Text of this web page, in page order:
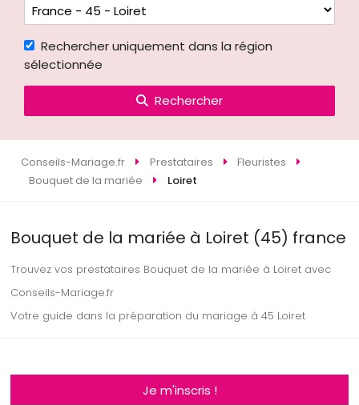
Rechercher uniquement dans la région
sélectionnée
Rechercher
Conseils-Mariage.fr Prestataires
Fleuristes
Bouquet de la mariée
Loiret
Bouquet de la mariée à Loiret (45) france
Trouvez vos prestataires Bouquet de la mariée à Loiret avec
Conseils-Mariage.fr
Votre guide dans la préparation du mariage à 45 Loiret
Je m'inscris !